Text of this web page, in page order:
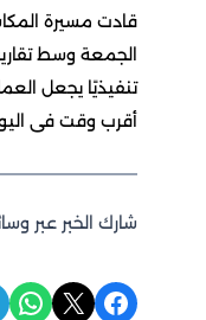
قادت مسيرة
الجمعة وسط
تنفيذيًا يجعل
أقرب وقت فى
شارك الخبر عبر
Share on Facebook
Share on X
Share on WhatsApp